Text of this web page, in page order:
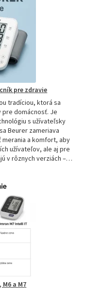
pre zdravie
tradíciou, ktorá sa
domácnosť. Je
s užívateľsky
Beurer zameriava
a komfort, aby
užívateľov, ale aj pre
v rôznych verziách –…
a M7